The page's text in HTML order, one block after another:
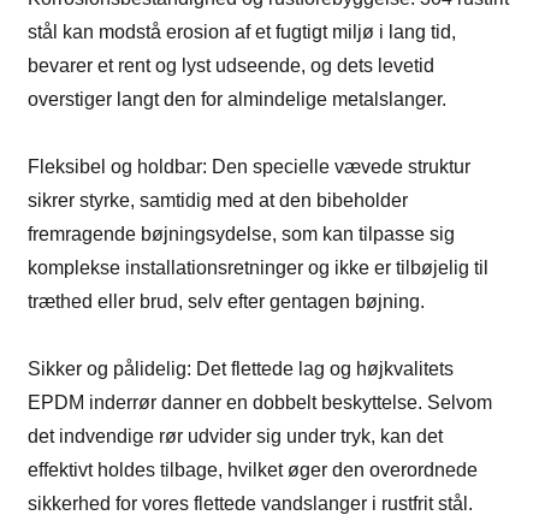
stål kan modstå erosion af et fugtigt miljø i lang tid,
bevarer et rent og lyst udseende, og dets levetid
overstiger langt den for almindelige metalslanger.
Fleksibel og holdbar: Den specielle vævede struktur
sikrer styrke, samtidig med at den bibeholder
fremragende bøjningsydelse, som kan tilpasse sig
komplekse installationsretninger og ikke er tilbøjelig til
træthed eller brud, selv efter gentagen bøjning.
Sikker og pålidelig: Det flettede lag og højkvalitets
EPDM inderrør danner en dobbelt beskyttelse. Selvom
det indvendige rør udvider sig under tryk, kan det
effektivt holdes tilbage, hvilket øger den overordnede
sikkerhed for vores flettede vandslanger i rustfrit stål.